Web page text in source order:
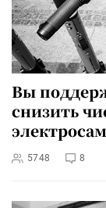
Вы
снизить
5748 8